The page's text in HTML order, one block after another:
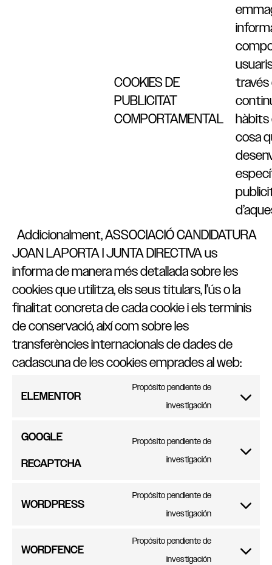
COOKIES DE
PUBLICITAT
COMPORTAMENTAL
través
hàbits
cosa
Addicionalment, ASSOCIACIÓ CANDIDATURA
JOAN LAPORTA I JUNTA DIRECTIVA us
informa de manera més detallada sobre les
cookies que utilitza, els seus titulars, l’ús o la
finalitat concreta de cada cookie i els terminis
de conservació, així com sobre les
transferències internacionals de dades de
cadascuna de les cookies emprades al web:
ELEMENTOR
Propósito pendiente de
investigación
GOOGLE
RECAPTCHA
Propósito pendiente de
investigación
WORDPRESS
Propósito pendiente de
investigación
WORDFENCE
Propósito pendiente de
investigación